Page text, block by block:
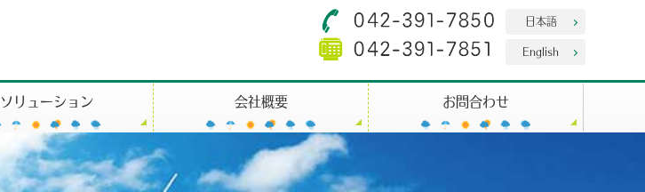
日本語
English
ソリューション 会社概要 お問合わせ